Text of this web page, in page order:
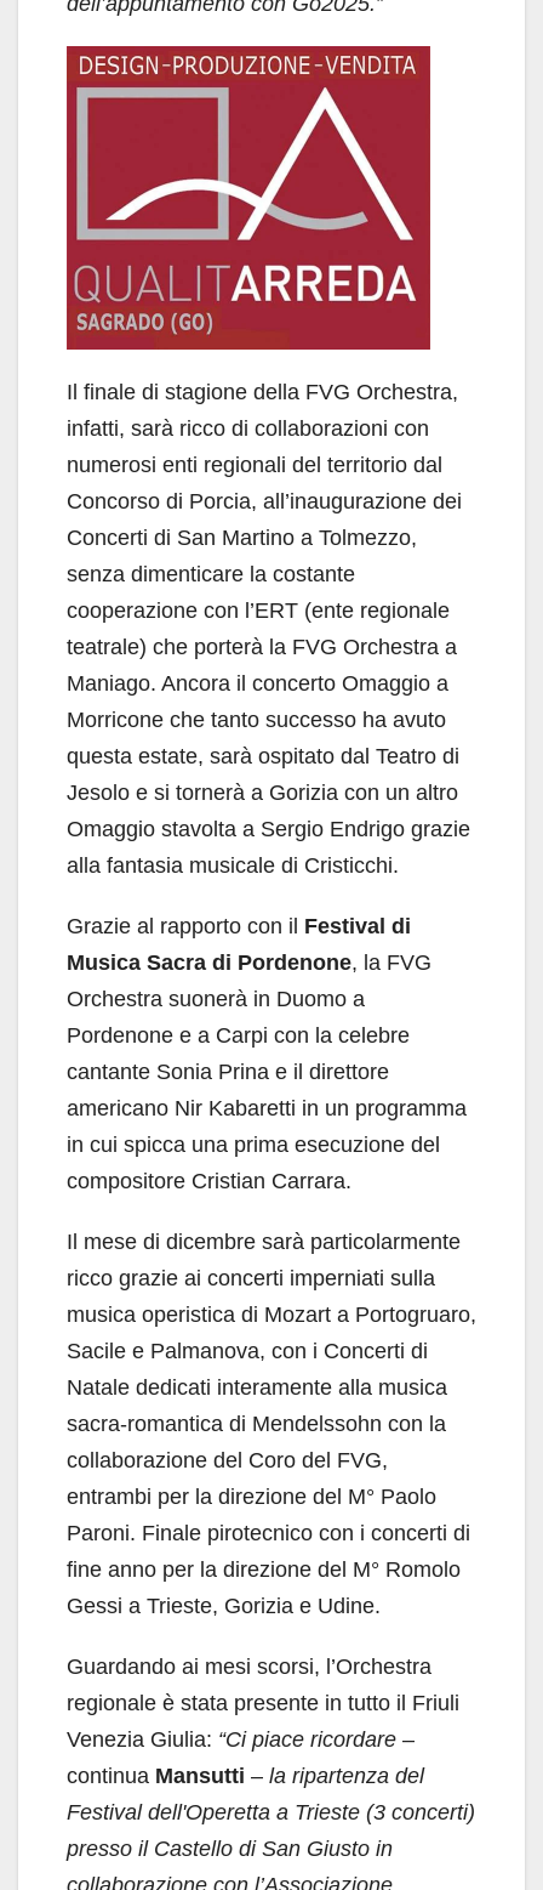
Il finale di stagione della FVG Orchestra,
infatti, sarà ricco di collaborazioni con
numerosi enti regionali del territorio dal
Concorso di Porcia, all’inaugurazione dei
Concerti di San Martino a Tolmezzo,
senza dimenticare la costante
cooperazione con l’ERT (ente regionale
teatrale) che porterà la FVG Orchestra a
Maniago. Ancora il concerto Omaggio a
Morricone che tanto successo ha avuto
questa estate, sarà ospitato dal Teatro di
Jesolo e si tornerà a Gorizia con un altro
Omaggio stavolta a Sergio Endrigo grazie
alla fantasia musicale di Cristicchi.
Grazie al rapporto con il Festival di
Musica Sacra di Pordenone, la FVG
Orchestra suonerà in Duomo a
Pordenone e a Carpi con la celebre
cantante Sonia Prina e il direttore
americano Nir Kabaretti in un programma
in cui spicca una prima esecuzione del
compositore Cristian Carrara.
Il mese di dicembre sarà particolarmente
ricco grazie ai concerti imperniati sulla
musica operistica di Mozart a Portogruaro,
Sacile e Palmanova, con i Concerti di
Natale dedicati interamente alla musica
sacra-romantica di Mendelssohn con la
collaborazione del Coro del FVG,
entrambi per la direzione del M° Paolo
Paroni. Finale pirotecnico con i concerti di
fine anno per la direzione del M° Romolo
Gessi a Trieste, Gorizia e Udine.
Guardando ai mesi scorsi, l’Orchestra
regionale è stata presente in tutto il Friuli
Venezia Giulia: “Ci piace ricordare –
continua Mansutti – la ripartenza del
Festival dell'Operetta a Trieste (3 concerti)
presso il Castello di San Giusto in